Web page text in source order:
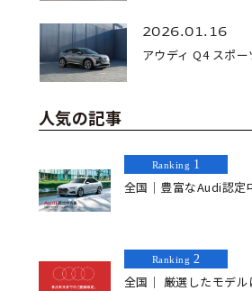
2026.01.16
アウディ Q4 スポ
人気の記事
Ranking 1
全国｜豊富なAudi認定
Ranking 2
全国｜ 厳選したモデ